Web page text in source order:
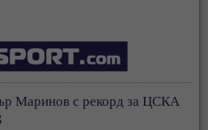
Маринов с рекорд за ЦСКА